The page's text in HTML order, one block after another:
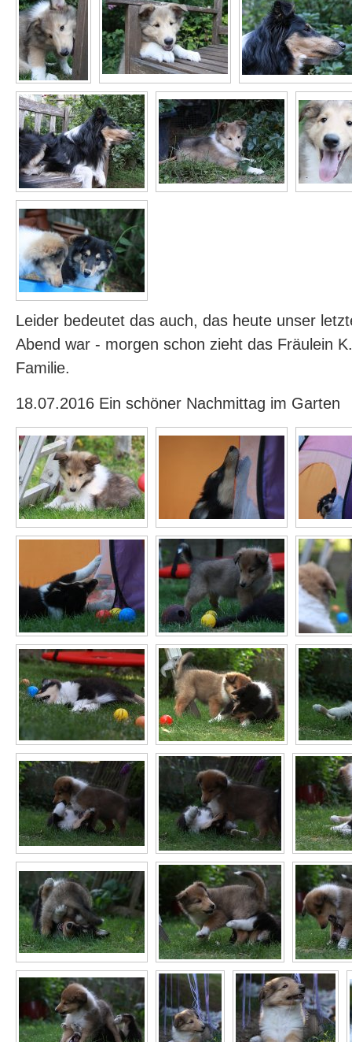
Leider bedeutet das auch, das heute unser
Abend war - morgen schon zieht das Fräulein
Familie.
18.07.2016 Ein schöner Nachmittag im Garten